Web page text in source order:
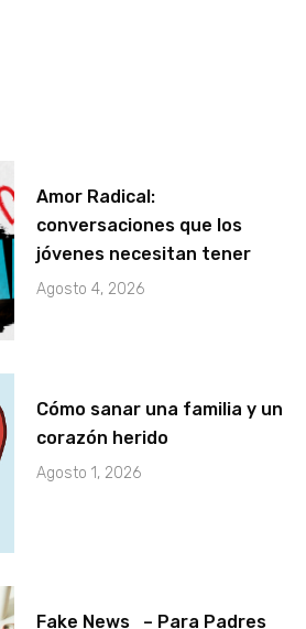
Amor Radical:
conversaciones que los
jóvenes necesitan tener
Agosto 4, 2026
Cómo sanar una familia y un
corazón herido
Agosto 1, 2026
Fake News – Para Padres